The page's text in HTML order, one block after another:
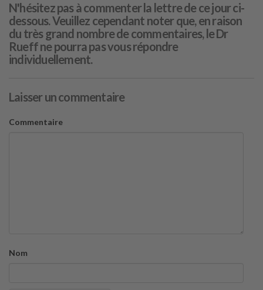
N'hésitez pas à commenter la lettre de ce jour ci-
dessous. Veuillez cependant noter que, en raison
du très grand nombre de commentaires, le Dr
Rueff ne pourra pas vous répondre
individuellement.
Laisser un commentaire
Commentaire
Nom